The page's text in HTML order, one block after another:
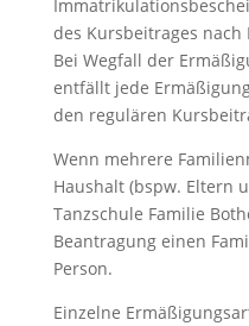
des Kursbeitrages
Bei Wegfall der
entfällt jede
den regulären
Wenn mehrere
Haushalt (bspw. Eltern
Tanzschule Familie
Beantragung einen
Person.
Einzelne